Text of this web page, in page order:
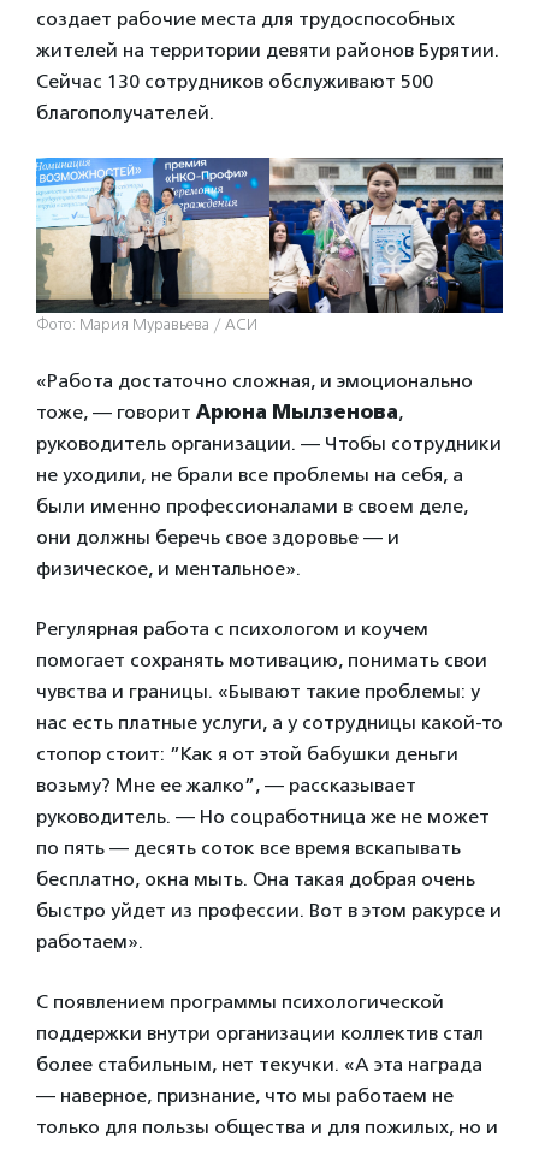
создает рабочие места для трудоспособных
жителей на территории девяти районов Бурятии.
Сейчас 130 сотрудников обслуживают 500
благополучателей.
Фото: Мария Муравьева / АСИ
«Работа достаточно сложная, и эмоционально
тоже, — говорит Арюна Мылзенова,
руководитель организации. — Чтобы сотрудники
не уходили, не брали все проблемы на себя, а
были именно профессионалами в своем деле,
они должны беречь свое здоровье — и
физическое, и ментальное».
Регулярная работа с психологом и коучем
помогает сохранять мотивацию, понимать свои
чувства и границы. «Бывают такие проблемы: у
нас есть платные услуги, а у сотрудницы какой-то
стопор стоит: ”Как я от этой бабушки деньги
возьму? Мне ее жалко”, — рассказывает
руководитель. — Но соцработница же не может
по пять — десять соток все время вскапывать
бесплатно, окна мыть. Она такая добрая очень
быстро уйдет из профессии. Вот в этом ракурсе и
работаем».
С появлением программы психологической
поддержки внутри организации коллектив стал
более стабильным, нет текучки. «А эта награда
— наверное, признание, что мы работаем не
только для пользы общества и для пожилых, но и